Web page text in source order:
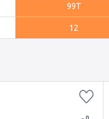
99T
12